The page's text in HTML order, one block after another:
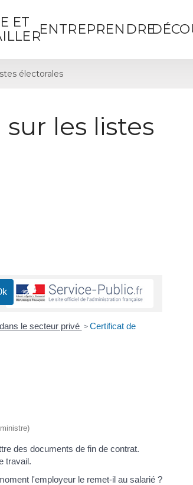
ET
ENTREPRENDRE
électorales
les listes
le secteur privé > Certificat de
des documents de fin de contrat.
travail.
l'employeur le remet-il au salarié ?